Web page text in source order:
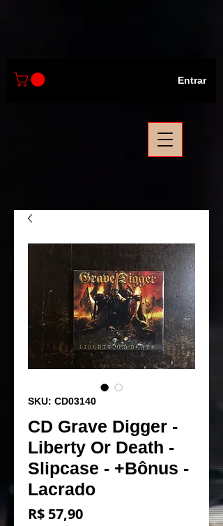
Entrar
SKU: CD03140
CD Grave Digger -
Liberty Or Death -
Slipcase - +Bônus -
Lacrado
R$ 57,90Preço